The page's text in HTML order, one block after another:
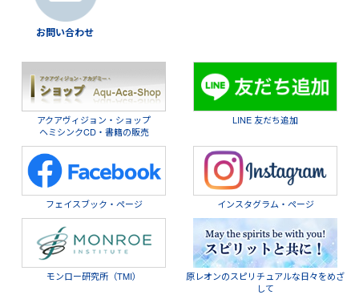
お問い合わせ
アクアヴィジョン・ショップ
ヘミシンクCD・書籍の販売
LINE 友だち追加
フェイスブック・ページ インスタグラム・ページ
モンロー研究所（TMI）
原レオンのスピリチュアルな日々をめざ
して